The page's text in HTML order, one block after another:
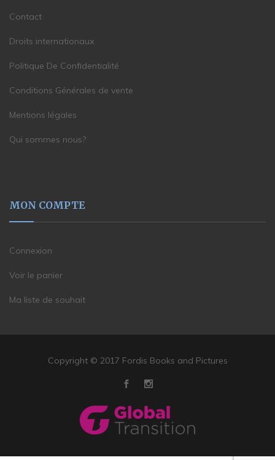
Contact
Droits internationaux
Politique De Confidentialité
Conditions Générales de vente
Mentions légales
Qui sommes nous?
MON COMPTE
Connexion
Voir le panier
Ma liste de souhait
Copyright © 2017 Fordis Books and Pictures